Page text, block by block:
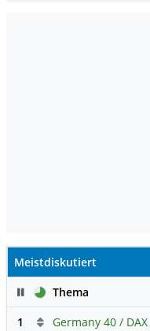
Meistdiskutiert
PauseThema
1